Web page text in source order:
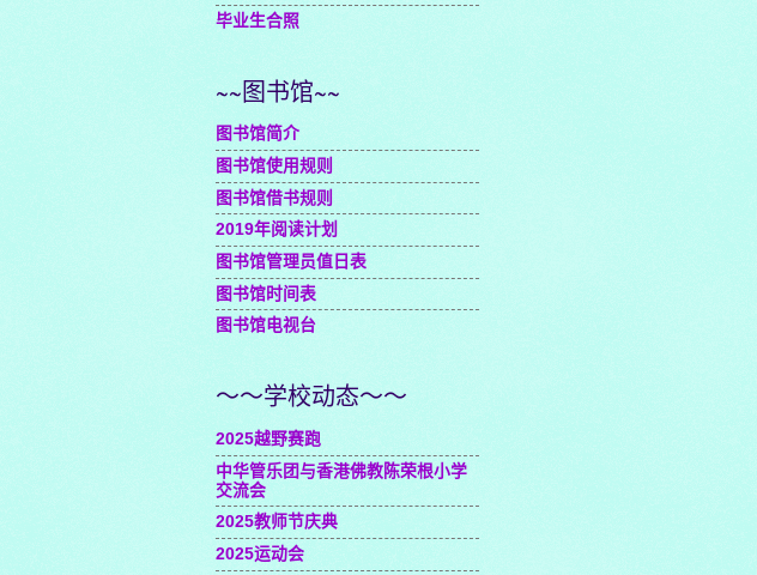
毕业生合照
~~图书馆~~
图书馆简介
图书馆使用规则
图书馆借书规则
2019年阅读计划
图书馆管理员值日表
图书馆时间表
图书馆电视台
～～学校动态～～
2025越野赛跑
中华管乐团与香港佛教陈荣根小学
交流会
2025教师节庆典
2025运动会